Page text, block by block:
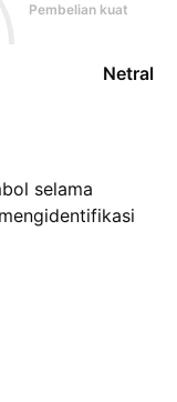
Pembelian kuat
Netral
selama